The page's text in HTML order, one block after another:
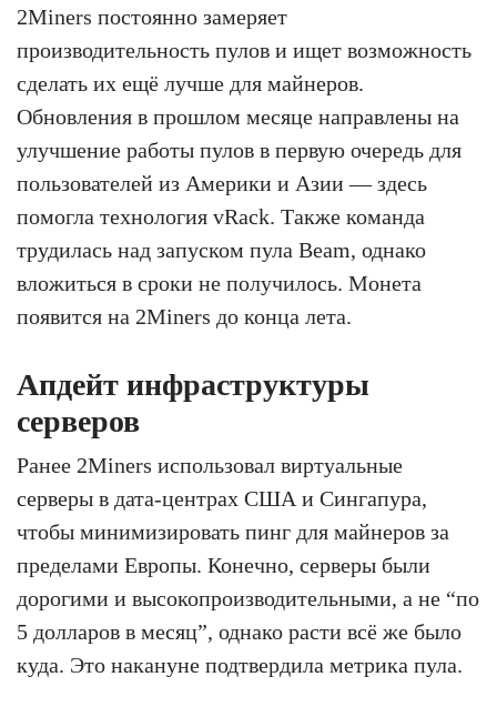
2Miners постоянно замеряет
производительность пулов и ищет возможность
сделать их ещё лучше для майнеров.
Обновления в прошлом месяце направлены на
улучшение работы пулов в первую очередь для
пользователей из Америки и Азии — здесь
помогла технология vRack. Также команда
трудилась над запуском пула Beam, однако
вложиться в сроки не получилось. Монета
появится на 2Miners до конца лета.
Апдейт инфраструктуры
серверов
Ранее 2Miners использовал виртуальные
серверы в дата-центрах США и Сингапура,
чтобы минимизировать пинг для майнеров за
пределами Европы. Конечно, серверы были
дорогими и высокопроизводительными, а не “по
5 долларов в месяц”, однако расти всё же было
куда. Это накануне подтвердила метрика пула.